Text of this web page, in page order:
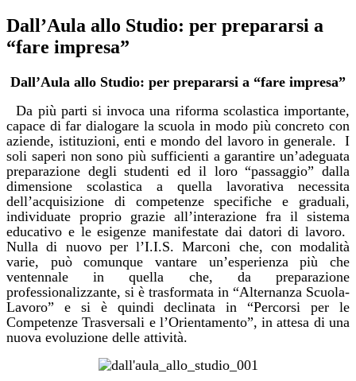
Dall’Aula allo Studio: per prepararsi a
“fare impresa”
Dall’Aula allo Studio: per prepararsi a “fare impresa”
Da più parti si invoca una riforma scolastica importante,
capace di far dialogare la scuola in modo più concreto con
aziende, istituzioni, enti e mondo del lavoro in generale.
I
soli saperi non sono più sufficienti a garantire un’adeguata
preparazione degli studenti ed il loro “passaggio” dalla
dimensione scolastica a quella lavorativa necessita
dell’acquisizione di competenze specifiche e graduali,
individuate proprio grazie all’interazione fra il sistema
educativo e le esigenze manifestate dai datori di lavoro.
Nulla di nuovo per l’I.I.S. Marconi che, con modalità
varie, può comunque vantare un’esperienza più che
ventennale in quella che, da preparazione
professionalizzante, si è trasformata in “Alternanza Scuola-
Lavoro” e si è quindi declinata in “Percorsi per le
Competenze Trasversali e l’Orientamento”, in attesa di una
nuova evoluzione delle attività.